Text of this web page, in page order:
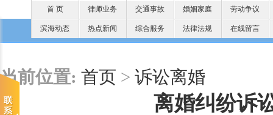
首 页 律师业务 交通事故 婚姻家庭 劳动争议
滨海动态 热点新闻 综合服务 法律法规 在线留言
当前位置: 首页 > 诉讼离婚
离婚纠纷诉